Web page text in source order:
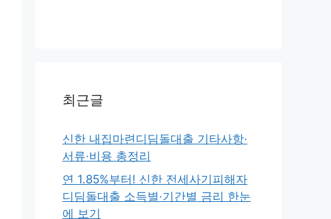
최근글
신한 내집마련디딤돌대출 기타사항·
서류·비용 총정리
연 1.85%부터! 신한 전세사기피해자
디딤돌대출 소득별·기간별 금리 한눈
에 보기